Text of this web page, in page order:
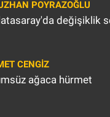
POYRAZOĞLU
değişiklik
CENGIZ
ağaca hürmet